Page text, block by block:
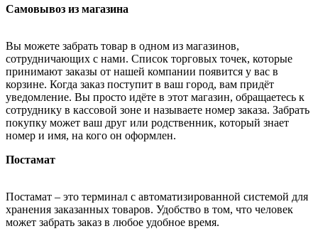
Самовывоз из магазина
Вы можете забрать товар в одном из магазинов,
сотрудничающих с нами. Список торговых точек, которые
принимают заказы от нашей компании появится у вас в
корзине. Когда заказ поступит в ваш город, вам придёт
уведомление. Вы просто идёте в этот магазин, обращаетесь к
сотруднику в кассовой зоне и называете номер заказа. Забрать
покупку может ваш друг или родственник, который знает
номер и имя, на кого он оформлен.
Постамат
Постамат – это терминал с автоматизированной системой для
хранения заказанных товаров. Удобство в том, что человек
может забрать заказ в любое удобное время.